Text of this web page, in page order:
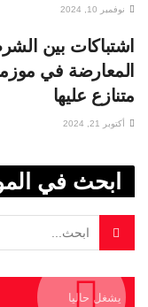
نوفمبر 10, 2024
اشتباكات بين
المعارضة في
متنازع عليها
أكتوبر 21, 2024
ابحث في
يشغل حاليا